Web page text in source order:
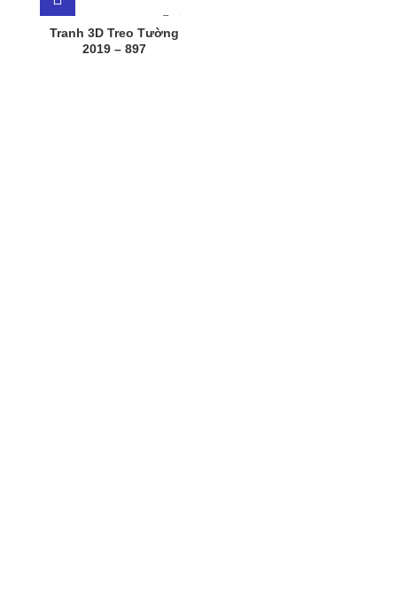
Tranh 3D Treo Tường
2019 – 897